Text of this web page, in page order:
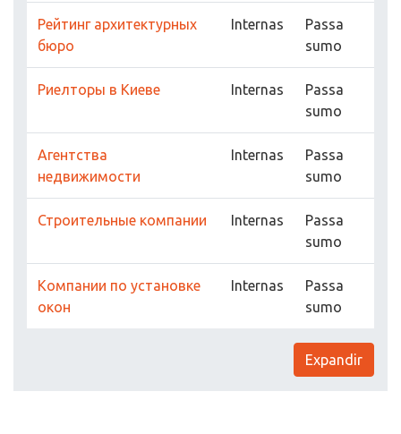
Рейтинг архитектурных
бюро
Internas
Passa
sumo
Риелторы в Киеве Internas
Passa
sumo
Агентства
недвижимости
Internas
Passa
sumo
Строительные компании Internas
Passa
sumo
Компании по установке
окон
Internas
Passa
sumo
Expandir